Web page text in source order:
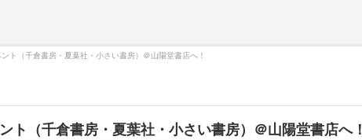
ト（千倉書房・夏葉社・小さい書房）＠山陽堂書店へ！
ト（千倉書房・夏葉社・小さい書房）＠山陽堂書店へ！